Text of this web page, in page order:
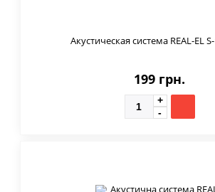
Акустическая система REAL-EL
199 грн.